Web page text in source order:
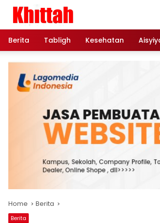
Berita Tabligh Kesehatan
Home Berita
Berita